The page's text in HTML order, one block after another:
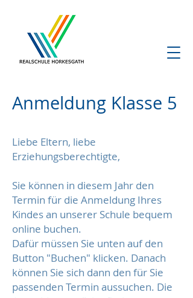
Anmeldung Klasse 5
Liebe Eltern, liebe
Erziehungsberechtigte,
Sie können in diesem Jahr den
Termin für die Anmeldung Ihres
Kindes an unserer Schule bequem
online buchen.
Dafür müssen Sie unten auf den
Button "Buchen" klicken. Danach
können Sie sich dann den für Sie
passenden Termin aussuchen. Die